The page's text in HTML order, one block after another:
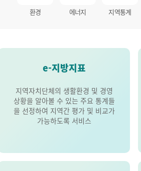
환경 에너지 지역통계
e-지방지표
지역자치단체의 생활환경 및 경영
상황을 알아볼 수 있는 주요 통계들
을 선정하여 지역간 평가 및 비교가
가능하도록 서비스